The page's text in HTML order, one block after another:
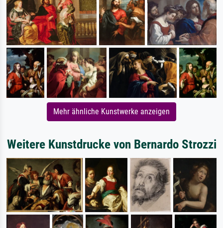
Mehr ähnliche Kunstwerke anzeigen
Weitere Kunstdrucke von Bernardo Strozzi